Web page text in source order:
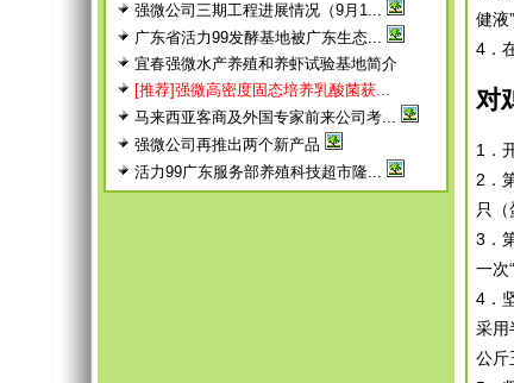
强微公司三期工程进展情况（9月1...
广东省活力99发酵基地被广东生态...
宜春强微水产养殖和养虾试验基地简介
[推荐]强微高密度固态培养乳酸菌获...
马来西亚客商及外国专家前来公司考...
强微公司再推出两个新产品
活力99广东服务部养殖科技超市隆...
健液
4．
对
1．
2．
只
3．
一次
4．
采用
公斤